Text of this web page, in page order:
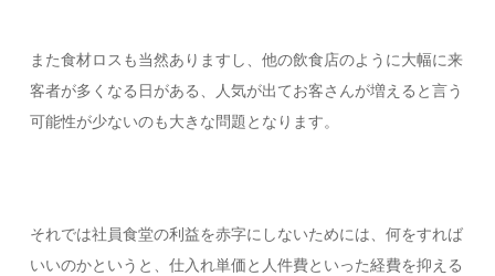
また食材ロスも当然ありますし、他の飲食店のように大幅に来
客者が多くなる日がある、人気が出てお客さんが増えると言う
可能性が少ないのも大きな問題となります。
それでは社員食堂の利益を赤字にしないためには、何をすれば
いいのかというと、仕入れ単価と人件費といった経費を抑える